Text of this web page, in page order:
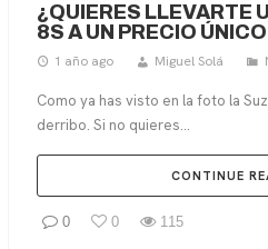
¿QUIERES LLEVARTE
8S A UN PRECIO
1 año ago Miguel Solá
Como ya has visto en la foto la
derribo. Si no quieres...
CONTINUE
0 0 115